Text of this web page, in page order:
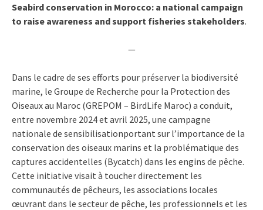
Seabird conservation in Morocco: a national campaign
to raise awareness and support fisheries stakeholders.
—
Dans le cadre de ses efforts pour préserver la biodiversité
marine, le Groupe de Recherche pour la Protection des
Oiseaux au Maroc (GREPOM – BirdLife Maroc) a conduit,
entre novembre 2024 et avril 2025, une campagne
nationale de sensibilisationportant sur l’importance de la
conservation des oiseaux marins et la problématique des
captures accidentelles (Bycatch) dans les engins de pêche.
Cette initiative visait à toucher directement les
communautés de pêcheurs, les associations locales
œuvrant dans le secteur de pêche, les professionnels et les